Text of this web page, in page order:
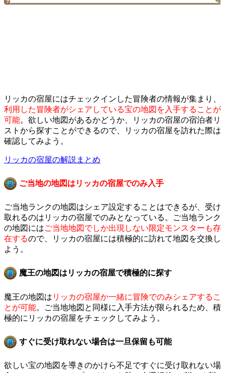
リッカの宿屋にはチェックインした冒険者の情報が集まり、
利用した冒険者がシェアしている宝の地図を入手することが
可能。欲しい地図があるかどうか、リッカの宿屋の宿泊者リ
ストから探すことができるので、リッカの宿屋を訪れた際は
確認してみよう。
リッカの宿屋の解説まとめ
ご当地の地図はリッカの宿屋でのみ入手
ご当地ランクの地図はシェア設定することはできるが、受け
取れるのはリッカの宿屋でのみとなっている。ご当地ランク
の地図にはご当地地図でしか出現しない限定モンスターも存
在するので、リッカの宿屋には積極的に訪れて地図を交換し
よう。
魔王の地図はリッカの宿屋で積極的に探す
魔王の地図は リッカの宿屋か一緒に冒険でのみシェアするこ
とが可能。ご当地地図と同様に入手方法が限られるため、積
極的にリッカの宿屋をチェックしてみよう。
すぐに受け取れない場合は一旦保留も可能
欲しい宝の地図を導きのかけら不足ですぐに受け取れない場